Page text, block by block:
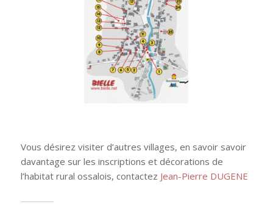
Vous désirez visiter d’autres villages, en savoir savoir
davantage sur les inscriptions et décorations de
l’habitat rural ossalois, contactez Jean-Pierre DUGENE